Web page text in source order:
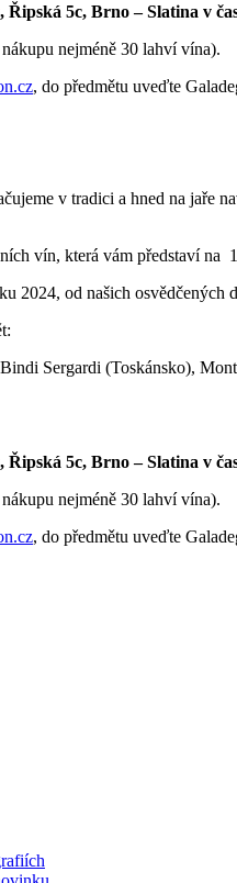
5c, Brno – Slatina v
nejméně 30 lahví vína).
, do předmětu uveďte
v tradici a hned na jaře
vín, která vám představí na
2024, od našich
Sergardi (Toskánsko),
5c, Brno – Slatina v
nejméně 30 lahví vína).
, do předmětu uveďte